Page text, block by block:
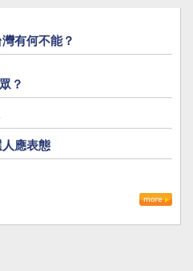
有何不能？
？
應表態